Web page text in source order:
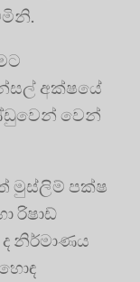
අක්ෂයේ
වෙන්
මුස්ලිම් පක්ෂ
රිෂාඩ්
නිර්මාණය